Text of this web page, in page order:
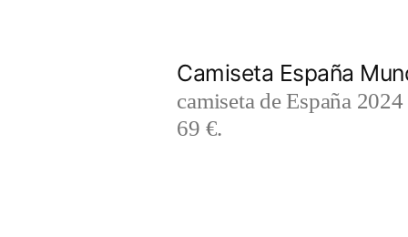
Camiseta España
camiseta de España
69 €.